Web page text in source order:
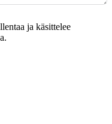
ja käsittelee